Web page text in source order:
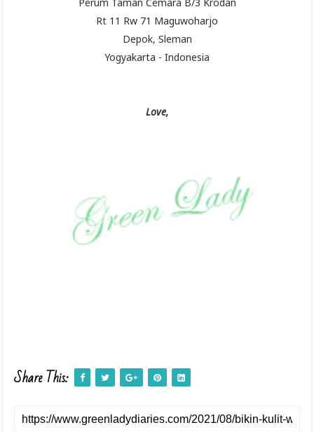
Rt 11 Rw 71 Maguwoharjo
Depok, Sleman
Yogyakarta - Indonesia
Love,
Share This: